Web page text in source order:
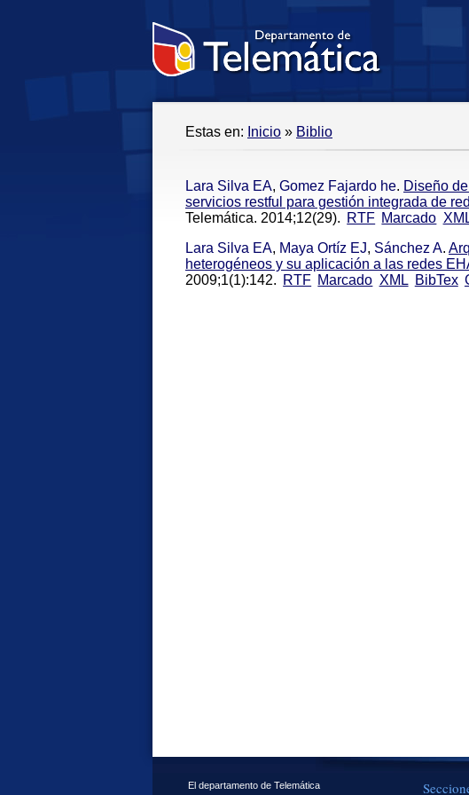
Estas en: Inicio » Biblio
Lara Silva EA, Gomez Fajardo he. Diseño
servicios restful para gestión integrada de
Telemática. 2014;12(29). RTF Marcado
Lara Silva EA, Maya Ortíz EJ, Sánchez A.
heterogéneos y su aplicación a las redes
2009;1(1):142. RTF Marcado XML BibTex
El departamento de Telemática